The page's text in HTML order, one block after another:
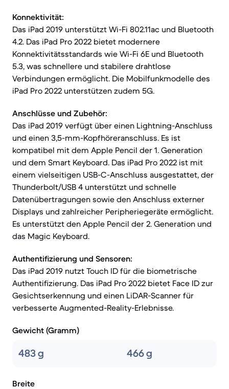
Konnektivität:
Das iPad 2019 unterstützt Wi-Fi 802.11ac und Bluetooth
4.2. Das iPad Pro 2022 bietet modernere
Konnektivitätsstandards wie Wi-Fi 6E und Bluetooth
5.3, was schnellere und stabilere drahtlose
Verbindungen ermöglicht. Die Mobilfunkmodelle des
iPad Pro 2022 unterstützen zudem 5G.
Anschlüsse und Zubehör:
Das iPad 2019 verfügt über einen Lightning-Anschluss
und einen 3,5-mm-Kopfhöreranschluss. Es ist
kompatibel mit dem Apple Pencil der 1. Generation
und dem Smart Keyboard. Das iPad Pro 2022 ist mit
einem vielseitigen USB-C-Anschluss ausgestattet, der
Thunderbolt/USB 4 unterstützt und schnelle
Datenübertragungen sowie den Anschluss externer
Displays und zahlreicher Peripheriegeräte ermöglicht.
Es unterstützt den Apple Pencil der 2. Generation und
das Magic Keyboard.
Authentifizierung und Sensoren:
Das iPad 2019 nutzt Touch ID für die biometrische
Authentifizierung. Das iPad Pro 2022 bietet Face ID zur
Gesichtserkennung und einen LiDAR-Scanner für
verbesserte Augmented-Reality-Erlebnisse.
Gewicht (Gramm)
483 g 466 g
Breite